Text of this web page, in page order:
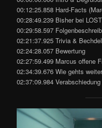
00:12:25.858 Hard-Facts
00:28:49.239 Bisher bei LOST
00:29:58.597
02:21:37.925 Trivia &
02:24:28.057 Bewertung
02:27:59.499 Marcus offene
02:34:39.676 Wie gehts
02:37:09.984